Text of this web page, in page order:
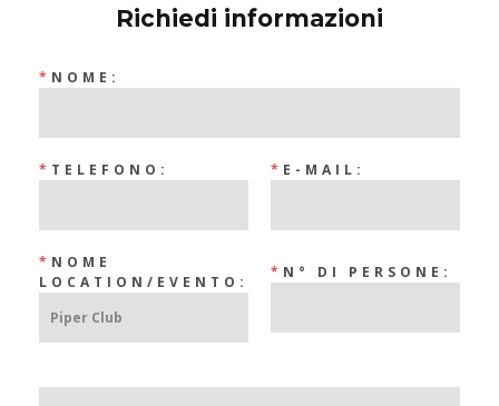
Richiedi informazioni
* NOME:
* TELEFONO: * E-MAIL:
* NOME
LOCATION/EVENTO:
* N° DI PERSONE: